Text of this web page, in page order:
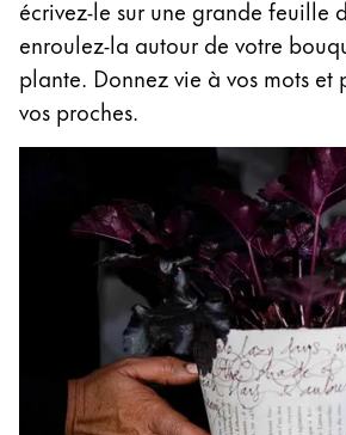
écrivez-le sur une grande feuille
enroulez-la autour de votre
plante. Donnez vie à vos mots et
vos proches.